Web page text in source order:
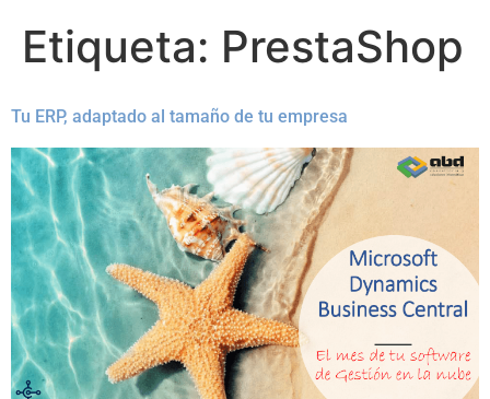
Etiqueta: PrestaShop
Tu ERP, adaptado al tamaño de tu empresa